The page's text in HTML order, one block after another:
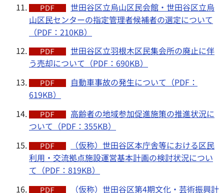
世田谷区立烏山区民会館・世田谷区立烏
山区民センターの指定管理者候補者の選定について
（PDF：210KB）
世田谷区立羽根木区民集会所の廃止に伴
う売却について（PDF：690KB）
自動車事故の発生について（PDF：
619KB）
高齢者の地域参加促進施策の推進状況に
ついて（PDF：355KB）
（仮称）世田谷区本庁舎等における区民
利用・交流拠点施設運営基本計画の検討状況につい
て（PDF：819KB）
（仮称）世田谷区第4期文化・芸術振興計